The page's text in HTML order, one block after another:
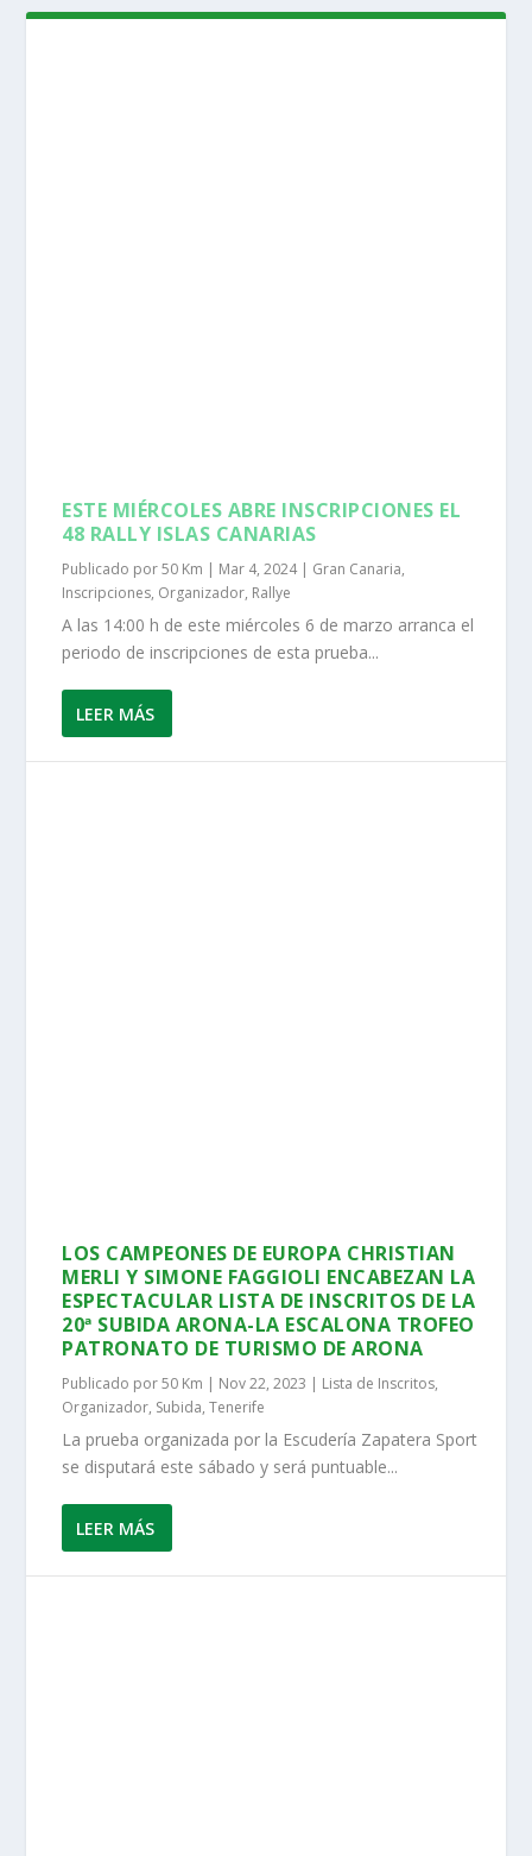
ESTE MIÉRCOLES ABRE INSCRIPCIONES EL
48 RALLY ISLAS CANARIAS
Publicado por50 Km | Mar 4, 2024| Gran Canaria,
Inscripciones, Organizador, Rallye
A las 14:00 h de este miércoles 6 de marzo arranca el
periodo de inscripciones de esta prueba...
LEER MÁS
LOS CAMPEONES DE EUROPA CHRISTIAN
MERLI Y SIMONE FAGGIOLI ENCABEZAN LA
ESPECTACULAR LISTA DE INSCRITOS DE LA
20ª SUBIDA ARONA-LA ESCALONA TROFEO
PATRONATO DE TURISMO DE ARONA
Publicado por50 Km | Nov 22, 2023 | Lista de Inscritos,
Organizador, Subida,Tenerife
La prueba organizada por la Escudería Zapatera Sport
se disputará este sábado y será puntuable...
LEER MÁS